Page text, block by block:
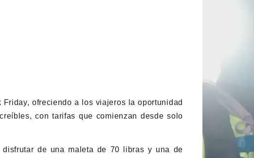
ofreciendo a los viajeros la oportunidad
con tarifas que comienzan desde solo
de una maleta de 70 libras y una de